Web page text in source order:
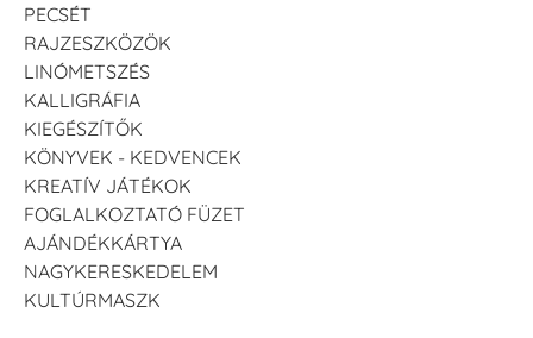
PECSÉT
RAJZESZKÖZÖK
LINÓMETSZÉS
KALLIGRÁFIA
KIEGÉSZÍTŐK
KÖNYVEK - KEDVENCEK
KREATÍV JÁTÉKOK
FOGLALKOZTATÓ FÜZET
AJÁNDÉKKÁRTYA
NAGYKERESKEDELEM
KULTÚRMASZK